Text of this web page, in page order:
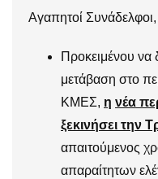
Αγαπητοί Συνάδελφοι,
Προκειμένου να
μετάβαση στο
ΚΜΕΣ, η νέα
ξεκινήσει την
απαιτούμενος
απαραίτητων